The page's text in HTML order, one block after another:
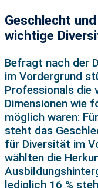
Geschlecht
wichtige
Befragt nach der
im Vordergrund
Professionals die
Dimensionen wie
möglich waren:
steht das
für Diversität im
wählten die
lediglich 16 %